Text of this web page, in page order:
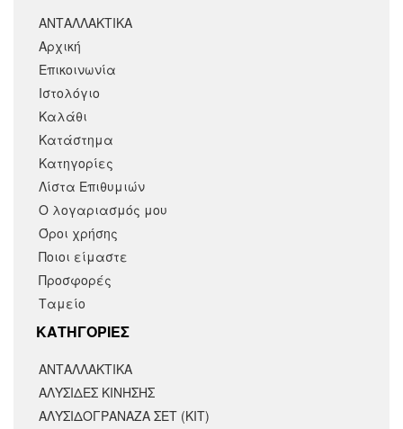
ΑΝΤΑΛΛΑΚΤΙΚΑ
Αρχική
Επικοινωνία
Ιστολόγιο
Καλάθι
Κατάστημα
Κατηγορίες
Λίστα Επιθυμιών
Ο λογαριασμός μου
Όροι χρήσης
Ποιοι είμαστε
Προσφορές
Ταμείο
KΑΤΗΓΟΡΙΕΣ
ΑΝΤΑΛΛΑΚΤΙΚΆ
ΑΛΥΣΙΔΕΣ ΚΙΝΗΣΗΣ
ΑΛΥΣΙΔΟΓΡΑΝΑΖΑ ΣΕΤ (ΚΙΤ)